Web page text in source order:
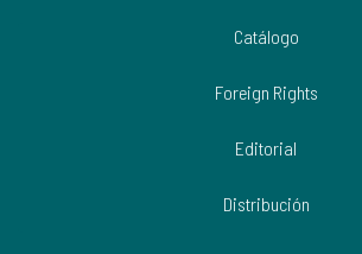
Catálogo
Foreign Rights
Editorial
Distribución